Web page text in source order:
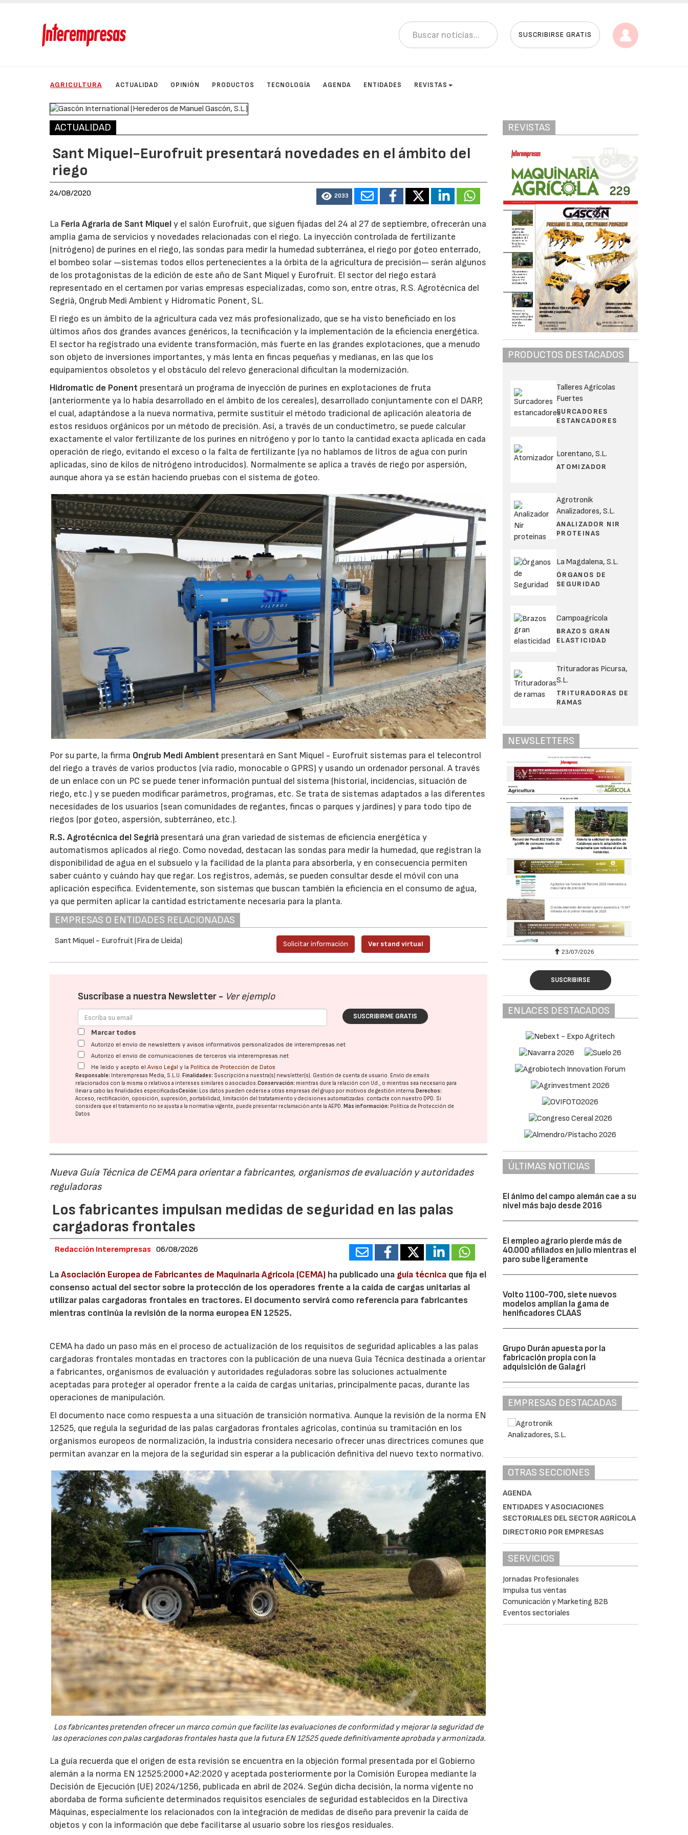
SUSCRIBIRSE GRATIS
AGRICULTURA ACTUALIDAD OPINIÓN PRODUCTOS TECNOLOGÍA AGENDA ENTIDADES REVISTAS
ACTUALIDAD
Sant Miquel-Eurofruit presentará novedades en el ámbito del
riego
24/08/2020 2033
La Feria Agraria de Sant Miquely el salón Eurofruit, que siguen fijadas del 24 al 27 de septiembre, ofrecerán una
amplia gama de servicios y novedades relacionadas con el riego. La inyección controlada de fertilizante
(nitrógeno) de purines en el riego, las sondas para medir la humedad subterránea, el riego por goteo enterrado,
el bombeo solar —sistemas todos ellos pertenecientes a la órbita de la agricultura de precisión— serán algunos
de los protagonistas de la edición de este año de Sant Miquel y Eurofruit. El sector del riego estará
representado en el certamen por varias empresas especializadas, como son, entre otras, R.S. Agrotécnica del
Segrià, Ongrub Medi Ambient y Hidromatic Ponent, SL.
El riego es un ámbito de la agricultura cada vez más profesionalizado, que se ha visto beneficiado en los
últimos años dos grandes avances genéricos, la tecnificación y la implementación de la eficiencia energética.
El sector ha registrado una evidente transformación, más fuerte en las grandes explotaciones, que a menudo
son objeto de inversiones importantes, y más lenta en fincas pequeñas y medianas, en las que los
equipamientos obsoletos y el obstáculo del relevo generacional dificultan la modernización.
Hidromatic de Ponent presentará un programa de inyección de purines en explotaciones de fruta
(anteriormente ya lo había desarrollado en el ámbito de los cereales), desarrollado conjuntamente con el DARP,
el cual, adaptándose a la nueva normativa, permite sustituir el método tradicional de aplicación aleatoria de
estos residuos orgánicos por un método de precisión. Así, a través de un conductímetro, se puede calcular
exactamente el valor fertilizante de los purines en nitrógeno y por lo tanto la cantidad exacta aplicada en cada
operación de riego, evitando el exceso o la falta de fertilizante (ya no hablamos de litros de agua con purín
aplicadas, sino de kilos de nitrógeno introducidos). Normalmente se aplica a través de riego por aspersión,
aunque ahora ya se están haciendo pruebas con el sistema de goteo.
Por su parte, la firma Ongrub Medi Ambient presentará en Sant Miquel - Eurofruit sistemas para el telecontrol
del riego a través de varios productos (vía radio, monocable o GPRS) y usando un ordenador personal. A través
de un enlace con un PC se puede tener información puntual del sistema (historial, incidencias, situación de
riego, etc.) y se pueden modificar parámetros, programas, etc. Se trata de sistemas adaptados a las diferentes
necesidades de los usuarios (sean comunidades de regantes, fincas o parques y jardines) y para todo tipo de
riegos (por goteo, aspersión, subterráneo, etc.).
R.S. Agrotécnica del Segrià presentará una gran variedad de sistemas de eficiencia energética y
automatismos aplicados al riego. Como novedad, destacan las sondas para medir la humedad, que registran la
disponibilidad de agua en el subsuelo y la facilidad de la planta para absorberla, y en consecuencia permiten
saber cuánto y cuándo hay que regar. Los registros, además, se pueden consultar desde el móvil con una
aplicación específica. Evidentemente, son sistemas que buscan también la eficiencia en el consumo de agua,
ya que permiten aplicar la cantidad estrictamente necesaria para la planta.
EMPRESAS O ENTIDADES RELACIONADAS
Sant Miquel - Eurofruit (Fira de Lleida) Solicitar información Ver stand virtual
Suscríbase a nuestra Newsletter - Ver ejemplo
SUSCRIBIRME GRATIS
Marcar todos
Autorizo el envío de newsletters y avisos informativos personalizados de interempresas.net
Autorizo el envío de comunicaciones de terceros vía interempresas.net
He leído y acepto elAviso Legal y la Política de Protección de Datos
Responsable: Interempresas Media, S.L.U. Finalidades: Suscripción a nuestra(s) newsletter(s). Gestión de cuenta de usuario. Envío de emails
relacionados con la misma o relativos a intereses similares o asociados.Conservación: mientras dure la relación con Ud., o mientras sea necesario para
llevar a cabo las finalidades especificadasCesión: Los datos pueden cederse a otras empresas del grupo por motivos de gestión interna. Derechos:
Acceso, rectificación, oposición, supresión, portabilidad, limitación del tratatamiento y decisiones automatizadas: contacte con nuestro DPD. Si
considera que el tratamiento no se ajusta a la normativa vigente, puede presentar reclamación ante laAEPD. Más información: Política de Protección de
Datos
Nueva Guía Técnica de CEMA para orientar a fabricantes, organismos de evaluación y autoridades
reguladoras
Los fabricantes impulsan medidas de seguridad en las palas
cargadoras frontales
Redacción Interempresas 06/08/2026
LaAsociación Europea de Fabricantes de Maquinaria Agrícola (CEMA) ha publicado una guía técnica que fija el
consenso actual del sector sobre la protección de los operadores frente a la caída de cargas unitarias al
utilizar palas cargadoras frontales en tractores. El documento servirá como referencia para fabricantes
mientras continúa la revisión de la norma europea EN 12525.
CEMA ha dado un paso más en el proceso de actualización de los requisitos de seguridad aplicables a las palas
cargadoras frontales montadas en tractores con la publicación de una nueva Guía Técnica destinada a orientar
a fabricantes, organismos de evaluación y autoridades reguladoras sobre las soluciones actualmente
aceptadas para proteger al operador frente a la caída de cargas unitarias, principalmente pacas, durante las
operaciones de manipulación.
El documento nace como respuesta a una situación de transición normativa. Aunque la revisión de la norma EN
12525, que regula la seguridad de las palas cargadoras frontales agrícolas, continúa su tramitación en los
organismos europeos de normalización, la industria considera necesario ofrecer unas directrices comunes que
permitan avanzar en la mejora de la seguridad sin esperar a la publicación definitiva del nuevo texto normativo.
Los fabricantes pretenden ofrecer un marco común que facilite las evaluaciones de conformidad y mejorar la seguridad de
las operaciones con palas cargadoras frontales hasta que la futura EN 12525 quede definitivamente aprobada y armonizada.
La guía recuerda que el origen de esta revisión se encuentra en la objeción formal presentada por el Gobierno
alemán a la norma EN 12525:2000+A2:2020 y aceptada posteriormente por la Comisión Europea mediante la
Decisión de Ejecución (UE) 2024/1256, publicada en abril de 2024. Según dicha decisión, la norma vigente no
abordaba de forma suficiente determinados requisitos esenciales de seguridad establecidos en la Directiva
Máquinas, especialmente los relacionados con la integración de medidas de diseño para prevenir la caída de
objetos y con la información que debe facilitarse al usuario sobre los riesgos residuales.
REVISTAS
PRODUCTOS DESTACADOS
Talleres Agrícolas
Fuertes
SURCADORES
ESTANCADORES
Lorentano, S.L.
ATOMIZADOR
Agrotronik
Analizadores, S.L.
ANALIZADOR NIR
PROTEINAS
La Magdalena, S.L.
ÓRGANOS DE
SEGURIDAD
Campoagrícola
BRAZOS GRAN
ELASTICIDAD
Trituradoras Picursa,
S.L.
TRITURADORAS DE
RAMAS
NEWSLETTERS
23/07/2026 27/07/2026 23/07/2026
SUSCRIBIRSE
ENLACES DESTACADOS
ÚLTIMAS NOTICIAS
El ánimo del campo alemán cae a su
nivel más bajo desde 2016
El empleo agrario pierde más de
40.000 afiliados en julio mientras el
paro sube ligeramente
Volto 1100-700, siete nuevos
modelos amplían la gama de
henificadores CLAAS
Grupo Durán apuesta por la
fabricación propia con la
adquisición de Galagri
EMPRESAS DESTACADAS
OTRAS SECCIONES
AGENDA
ENTIDADES Y ASOCIACIONES
SECTORIALES DEL SECTOR AGRÍCOLA
DIRECTORIO POR EMPRESAS
SERVICIOS
Jornadas Profesionales
Impulsa tus ventas
Comunicación y Marketing B2B
Eventos sectoriales